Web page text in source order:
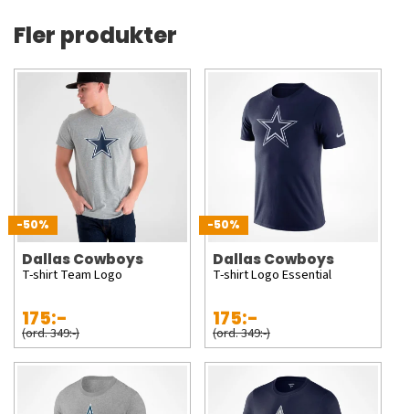
Fler produkter
-50%
Dallas Cowboys
T-shirt Team Logo
175:-
(ord. 349:-)
-50%
Dallas Cowboys
T-shirt Logo Essential
175:-
(ord. 349:-)